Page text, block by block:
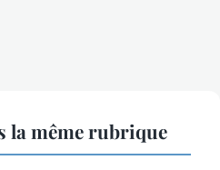
la même rubrique